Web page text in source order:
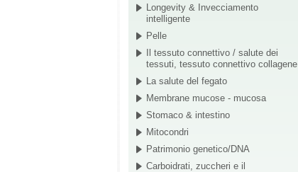
Longevity & Invecciamento
intelligente
Pelle
Il tessuto connettivo / salute dei
tessuti, tessuto connettivo collagene
La salute del fegato
Membrane mucose - mucosa
Stomaco & intestino
Mitocondri
Patrimonio genetico/DNA
Carboidrati, zuccheri e il